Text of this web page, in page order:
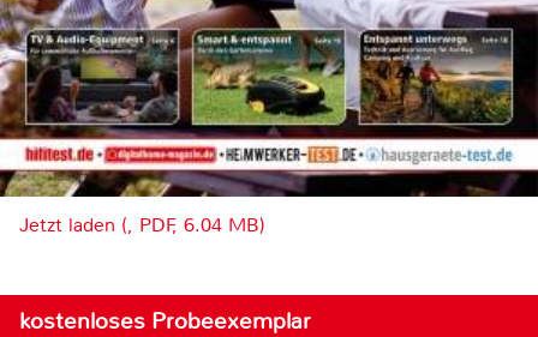
Jetzt laden (, PDF, 6.04 MB)
kostenloses Probeexemplar